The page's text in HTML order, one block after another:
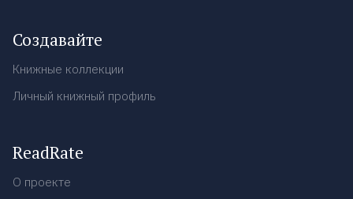
Создавайте
Книжные коллекции
Личный книжный профиль
ReadRate
О проекте